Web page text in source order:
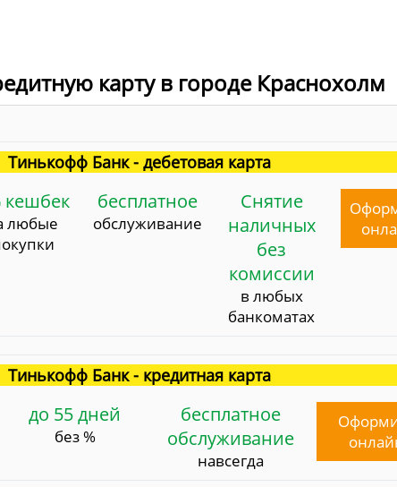
карту в городе Краснохолм
Тинькофф Банк - дебетовая карта
кешбек
любые
бесплатное
обслуживание
Снятие
наличных
без
комиссии
в любых
банкоматах
Тинькофф Банк - кредитная карта
до 55 дней
без %
бесплатное
обслуживание
навсегда